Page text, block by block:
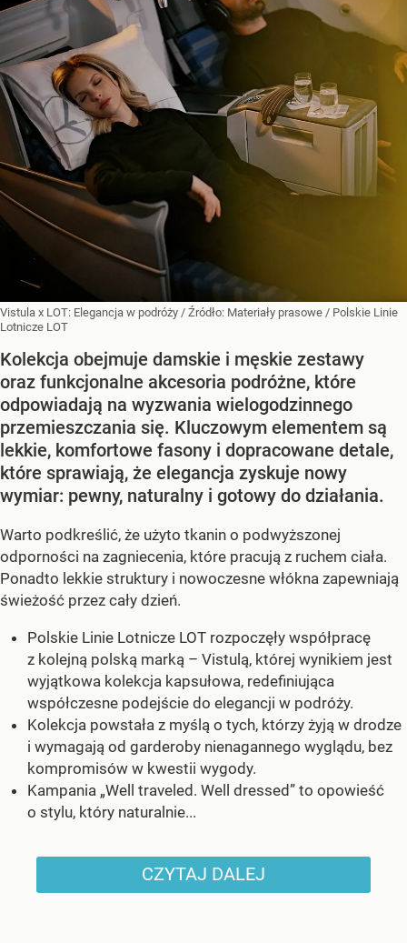
Vistula x LOT: Elegancja w podróży / Źródło: Materiały prasowe / Polskie Linie
Lotnicze LOT
Kolekcja obejmuje damskie i męskie zestawy
oraz funkcjonalne akcesoria podróżne, które
odpowiadają na wyzwania wielogodzinnego
przemieszczania się. Kluczowym elementem są
lekkie, komfortowe fasony i dopracowane detale,
które sprawiają, że elegancja zyskuje nowy
wymiar: pewny, naturalny i gotowy do działania.
Warto podkreślić, że użyto tkanin o podwyższonej
odporności na zagniecenia, które pracują z ruchem ciała.
Ponadto lekkie struktury i nowoczesne włókna zapewniają
świeżość przez cały dzień.
Polskie Linie Lotnicze LOT rozpoczęły współpracę
z kolejną polską marką – Vistulą, której wynikiem jest
wyjątkowa kolekcja kapsułowa, redefiniująca
współczesne podejście do elegancji w podróży.
Kolekcja powstała z myślą o tych, którzy żyją w drodze
i wymagają od garderoby nienagannego wyglądu, bez
kompromisów w kwestii wygody.
Kampania „Well traveled. Well dressed” to opowieść
o stylu, który naturalnie...
CZYTAJ DALEJ